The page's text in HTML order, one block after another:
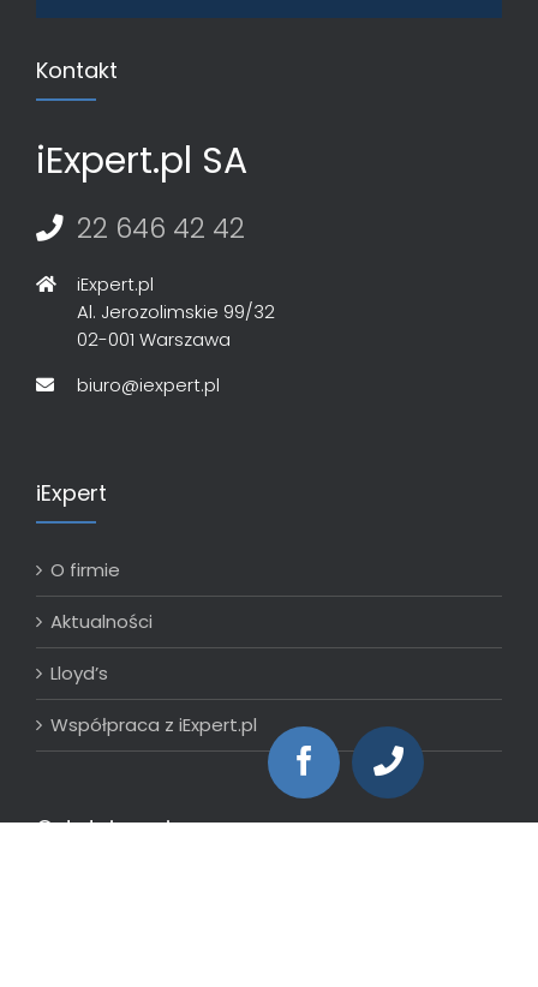
Kontakt
iExpert.pl SA
22 646 42 42
iExpert.pl
Al. Jerozolimskie 99/32
02-001 Warszawa
biuro@iexpert.pl
iExpert
O firmie
Aktualności
Lloyd’s
Współpraca z iExpert.pl
Ostatnie wpisy